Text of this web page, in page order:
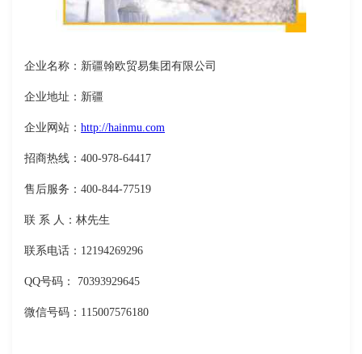
企业名称：新疆翰欧贸易集团有限公司
企业地址：新疆
企业网站： http://hainmu.com
招商热线：400-978-64417
售后服务：400-844-77519
联 系 人：林先生
联系电话：12194269296
QQ号码： 70393929645
微信号码：115007576180